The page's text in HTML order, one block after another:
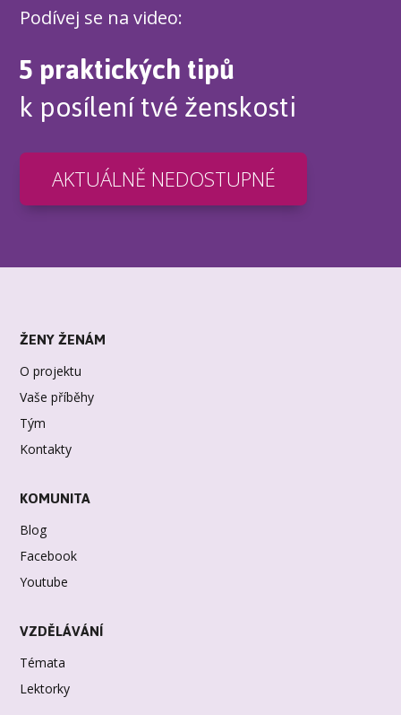
Podívej se na video:
5 praktických tipů
k posílení tvé ženskosti
AKTUÁLNĚ NEDOSTUPNÉ
ŽENY ŽENÁM
O projektu
Vaše příběhy
Tým
Kontakty
KOMUNITA
Blog
Facebook
Youtube
VZDĚLÁVÁNÍ
Témata
Lektorky